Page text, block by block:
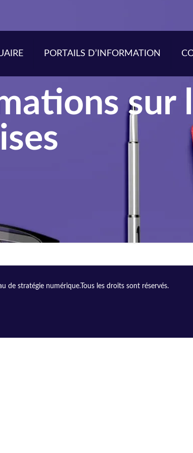
PORTAILS D’INFORMATION
sur
stratégie numérique.Tous les droits sont réservés.